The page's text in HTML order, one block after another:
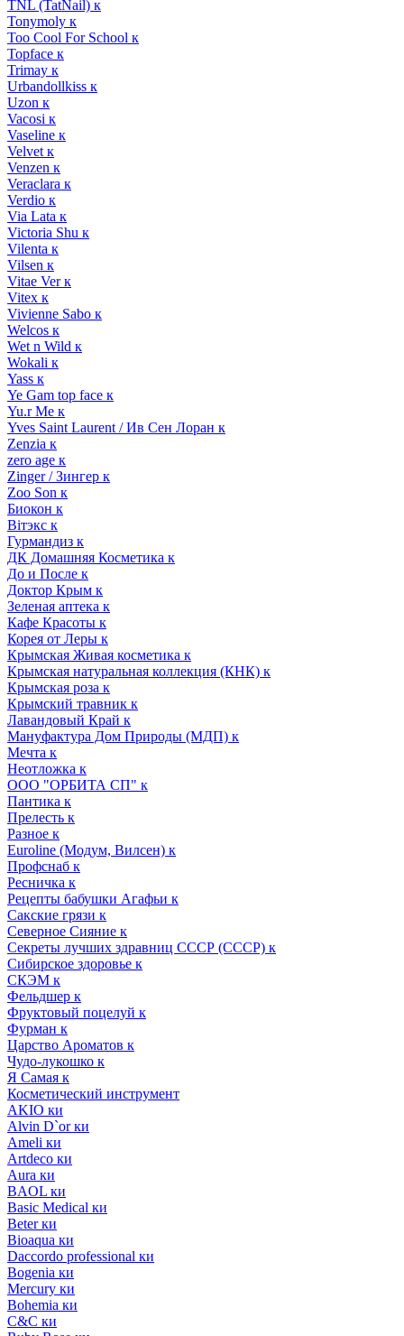
TNL (TatNail) к
Tonymoly к
Too Cool For School к
Topface к
Trimay к
Urbandollkiss к
Uzon к
Vacosi к
Vaseline к
Velvet к
Venzen к
Veraclara к
Verdio к
Via Lata к
Victoria Shu к
Vilenta к
Vilsen к
Vitae Ver к
Vitex к
Vivienne Sabo к
Welcos к
Wet n Wild к
Wokali к
Yass к
Ye Gam top face к
Yu.r Me к
Yves Saint Laurent / Ив Сен Лоран к
Zenzia к
zero age к
Zinger / Зингер к
Zoo Son к
Биокон к
Вiтэкс к
Гурмандиз к
ДК Домашняя Косметика к
До и После к
Доктор Крым к
Зеленая аптека к
Кафе Красоты к
Корея от Леры к
Крымская Живая косметика к
Крымская натуральная коллекция (КНК) к
Крымская роза к
Крымский травник к
Лавандовый Край к
Мануфактура Дом Природы (МДП) к
Мечта к
Неотложка к
ООО "ОРБИТА СП" к
Пантика к
Прелесть к
Разное к
Euroline (Модум, Вилсен) к
Профснаб к
Ресничка к
Рецепты бабушки Агафьи к
Сакские грязи к
Северное Сияние к
Секреты лучших здравниц СССР (СССР) к
Сибирское здоровье к
СКЭМ к
Фельдшер к
Фруктовый поцелуй к
Фурман к
Царство Ароматов к
Чудо-лукошко к
Я Самая к
Косметический инструмент
AKIO ки
Alvin D`or ки
Ameli ки
Artdeco ки
Aura ки
BAOL ки
Basic Medical ки
Beter ки
Bioaqua ки
Daccordo professional ки
Bogenia ки
Mercury ки
Bohemia ки
C&C ки